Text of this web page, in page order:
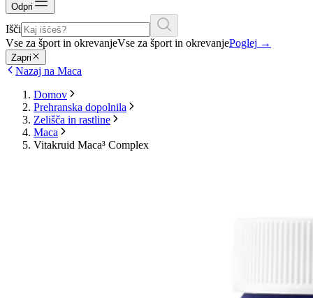
Odpri
Išči
Vse za šport in okrevanjeVse za šport in okrevanjePoglej →
Zapri
Nazaj na Maca
Domov
Prehranska dopolnila
Zelišča in rastline
Maca
Vitakruid Maca³ Complex